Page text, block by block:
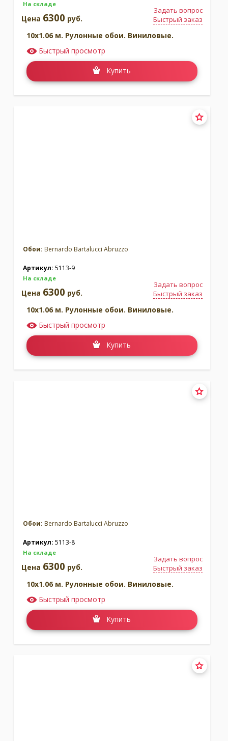
На складе
Задать вопрос
Быстрый заказ
Цена 6300 руб.
10x1.06 м. Рулонные обои. Виниловые.
Быстрый просмотр
Купить
Обои: Bernardo Bartalucci Abruzzo
Артикул: 5113-9
На складе
Задать вопрос
Быстрый заказ
Цена 6300 руб.
10x1.06 м. Рулонные обои. Виниловые.
Быстрый просмотр
Купить
Обои: Bernardo Bartalucci Abruzzo
Артикул: 5113-8
На складе
Задать вопрос
Быстрый заказ
Цена 6300 руб.
10x1.06 м. Рулонные обои. Виниловые.
Быстрый просмотр
Купить